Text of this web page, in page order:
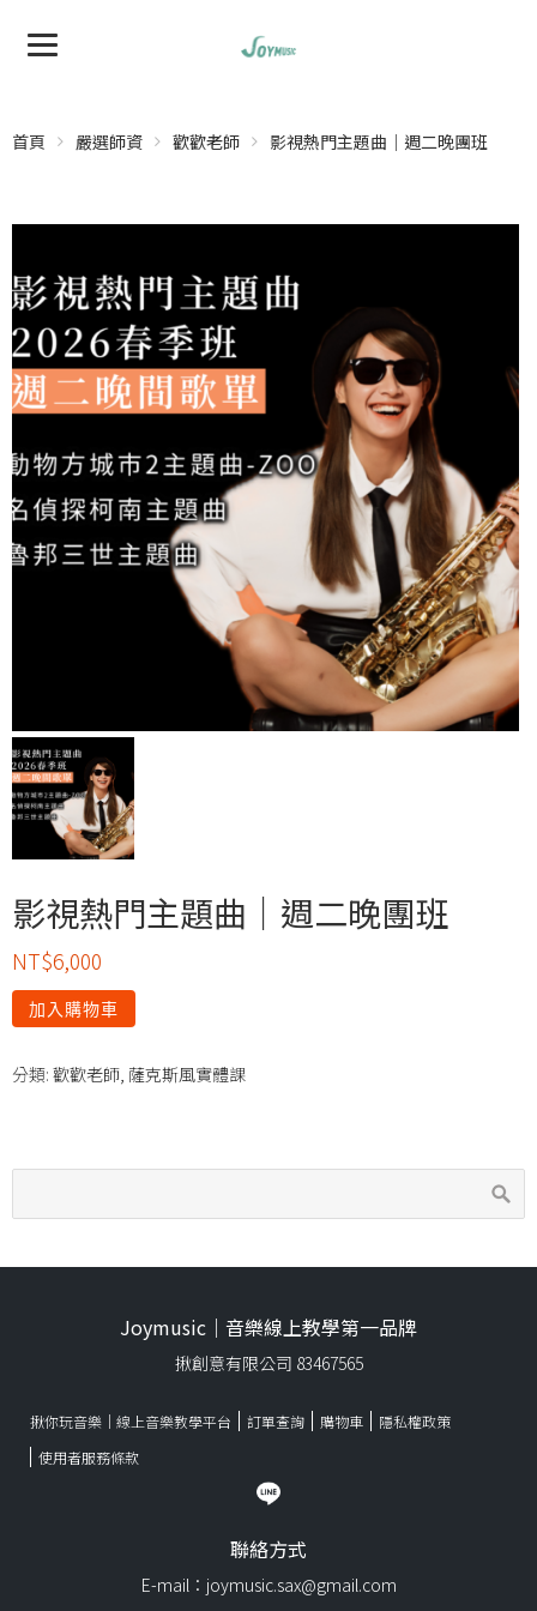
首頁 嚴選師資 歡歡老師 影視熱門主題曲｜週二晚團班
影視熱門主題曲｜週二晚團班
NT$6,000
加入購物車
分類: 歡歡老師, 薩克斯風實體課
Joymusic｜音樂線上教學第一品牌
揪創意有限公司 83467565
揪你玩音樂｜線上音樂教學平台 訂單查詢 購物車
隱私權政策
使用者服務條款
聯絡方式
E-mail：joymusic.sax@gmail.com